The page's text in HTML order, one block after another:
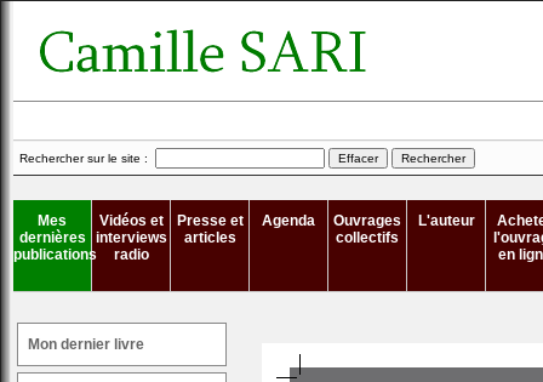
Rechercher sur le site :
Mes
dernières
publications
Vidéos et
interviews
radio
Presse et
articles
Agenda
Ouvrages
collectifs
L'auteur
en
Mon dernier livre